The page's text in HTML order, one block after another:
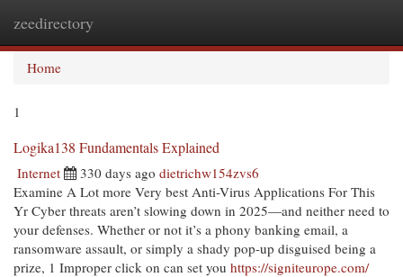
zeedirectory
Home
1
Logika138 Fundamentals Explained
Internet 330 days ago dietrichw154zvs6
Examine A Lot more Very best Anti-Virus Applications For This
Yr Cyber threats aren’t slowing down in 2025—and neither need to
your defenses. Whether or not it’s a phony banking email, a
ransomware assault, or simply a shady pop-up disguised being a
prize, 1 Improper click on can set you https://signiteurope.com/